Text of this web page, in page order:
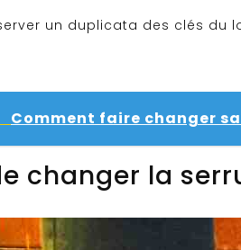
un duplicata des clés du
Comment faire changer
changer la